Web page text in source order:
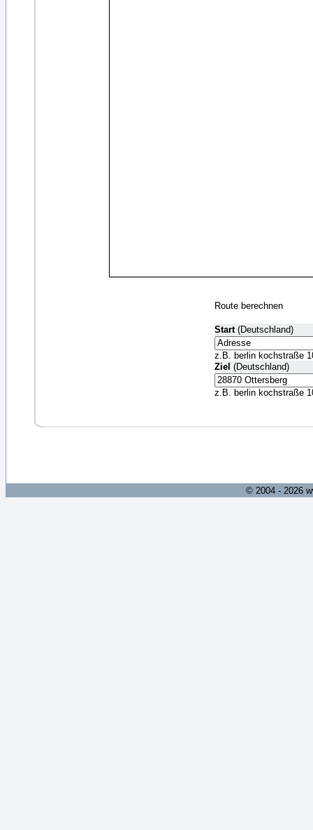
Route berechnen
Start(Deutschland)
z.B. berlin kochstraße
Ziel (Deutschland)
z.B. berlin kochstraße
© 2004 - 2026